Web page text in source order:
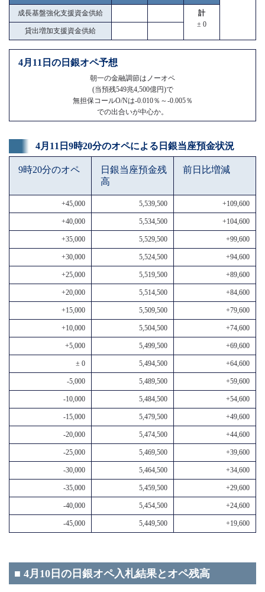
成長基盤強化支援資金供給
計
± 0
貸出増加支援資金供給
4月11日の日銀オペ予想
朝一の金融調節はノーオペ
(当預残549兆4,500億円)で
無担保コールO/Nは-0.010％～-0.005％
での出合いが中心か。
4月11日9時20分のオペによる日銀当座預金状況
9時20分のオペ
日銀当座預金残
高
前日比増減
+45,000 5,539,500 +109,600
+40,000 5,534,500 +104,600
+35,000 5,529,500 +99,600
+30,000 5,524,500 +94,600
+25,000 5,519,500 +89,600
+20,000 5,514,500 +84,600
+15,000 5,509,500 +79,600
+10,000 5,504,500 +74,600
+5,000 5,499,500 +69,600
± 0 5,494,500 +64,600
-5,000 5,489,500 +59,600
-10,000 5,484,500 +54,600
-15,000 5,479,500 +49,600
-20,000 5,474,500 +44,600
-25,000 5,469,500 +39,600
-30,000 5,464,500 +34,600
-35,000 5,459,500 +29,600
-40,000 5,454,500 +24,600
-45,000 5,449,500 +19,600
■ 4月10日の日銀オペ入札結果とオペ残高